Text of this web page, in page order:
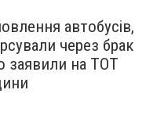
автобусів,
через брак
заявили на ТОТ